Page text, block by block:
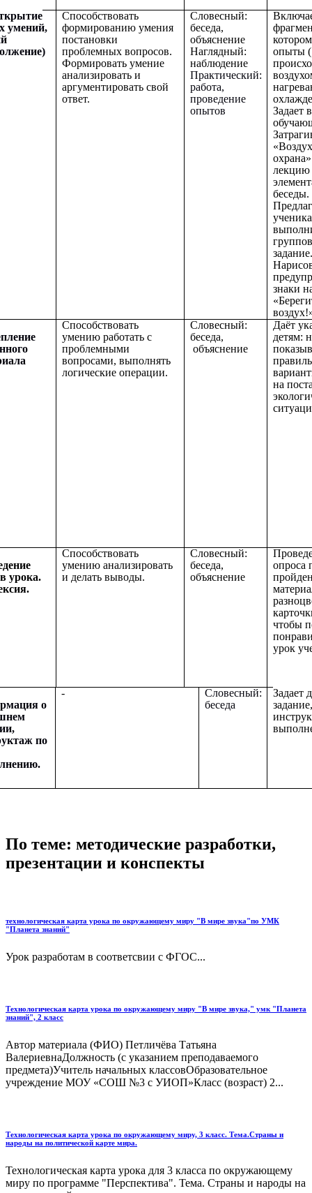
умений,
Способствовать
формированию умения
постановки
проблемных вопросов.
Формировать умение
анализировать и
аргументировать свой
ответ.
Словесный:
беседа,
объяснение
Наглядный:
наблюдение
Практический:
работа,
проведение
опытов
опыты (
Задает
лекцию
беседы.
задание.
знаки
Способствовать
умению работать с
проблемными
вопросами, выполнять
логические операции.
Словесный:
беседа,
объяснение
Даёт
детям:
на
урока.
Способствовать
умению анализировать
и делать выводы.
Словесный:
беседа,
объяснение
опроса
чтобы
урок
о
по
-
Словесный:
беседа
Задает
По теме: методические разработки,
презентации и конспекты
технологическая карта урока по окружающему миру "В мире звука"по УМК
"Планета знаний"
Урок разработам в соответсвии с ФГОС...
Технологическая карта урока по окружающему миру "В мире звука," умк "Планета
знаний", 2 класс
Автор материала (ФИО) Петличёва Татьяна
ВалериевнаДолжность (с указанием преподаваемого
предмета)Учитель начальных классовОбразовательное
учреждение МОУ «СОШ №3 с УИОП»Класс (возраст) 2...
Технологическая карта урока по окружающему миру, 3 класс. Тема.Страны и
народы на политической карте мира.
Технологическая карта урока для 3 класса по окружающему
миру по программе "Перспектива". Тема. Страны и народы на